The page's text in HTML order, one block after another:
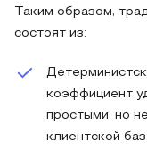
Таким образом,
состоят из:
коэффициент
простыми, но
клиентской